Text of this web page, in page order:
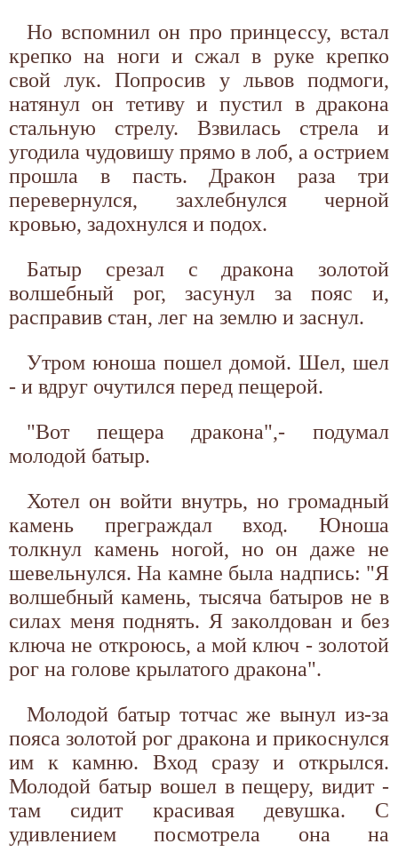
Но вспомнил он про принцессу, встал
крепко на ноги и сжал в руке крепко
свой лук. Попросив у львов подмоги,
натянул он тетиву и пустил в дракона
стальную стрелу. Взвилась стрела и
угодила чудовишу прямо в лоб, а острием
прошла в пасть. Дракон раза три
перевернулся, захлебнулся черной
кровью, задохнулся и подох.
Батыр срезал с дракона золотой
волшебный рог, засунул за пояс и,
расправив стан, лег на землю и заснул.
Утром юноша пошел домой. Шел, шел
- и вдруг очутился перед пещерой.
"Вот пещера дракона",- подумал
молодой батыр.
Хотел он войти внутрь, но громадный
камень преграждал вход. Юноша
толкнул камень ногой, но он даже не
шевельнулся. На камне была надпись: "Я
волшебный камень, тысяча батыров не в
силах меня поднять. Я заколдован и без
ключа не откроюсь, а мой ключ - золотой
рог на голове крылатого дракона".
Молодой батыр тотчас же вынул из-за
пояса золотой рог дракона и прикоснулся
им к камню. Вход сразу и открылся.
Молодой батыр вошел в пещеру, видит -
там сидит красивая девушка. С
удивлением посмотрела она на